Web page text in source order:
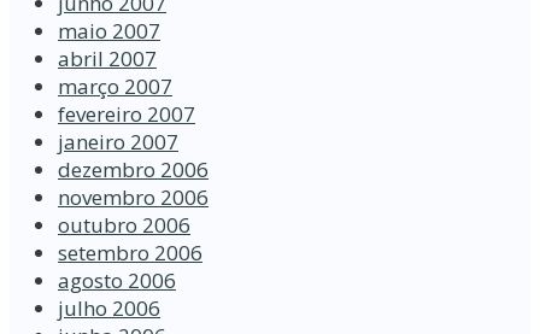
maio 2007
abril 2007
março 2007
fevereiro 2007
janeiro 2007
dezembro 2006
novembro 2006
outubro 2006
setembro 2006
agosto 2006
julho 2006